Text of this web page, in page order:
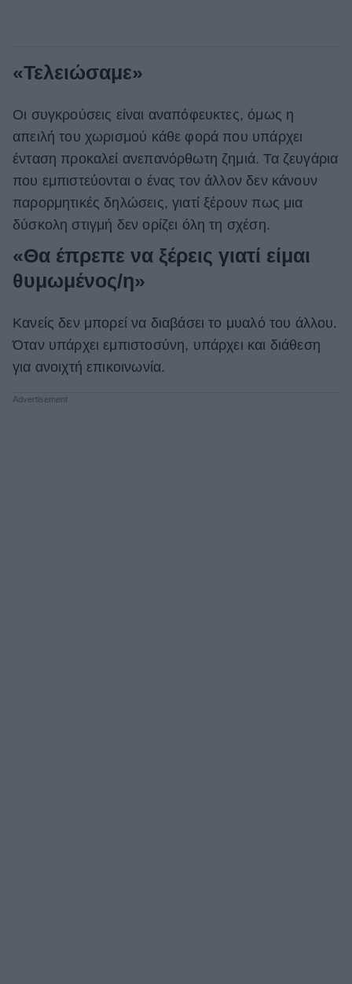
«Τελειώσαμε»
Οι συγκρούσεις είναι αναπόφευκτες, όμως η
απειλή του χωρισμού κάθε φορά που υπάρχει
ένταση προκαλεί ανεπανόρθωτη ζημιά. Τα ζευγάρια
που εμπιστεύονται ο ένας τον άλλον δεν κάνουν
παρορμητικές δηλώσεις, γιατί ξέρουν πως μια
δύσκολη στιγμή δεν ορίζει όλη τη σχέση.
«Θα έπρεπε να ξέρεις γιατί είμαι
θυμωμένος/η»
Κανείς δεν μπορεί να διαβάσει το μυαλό του άλλου.
Όταν υπάρχει εμπιστοσύνη, υπάρχει και διάθεση
για ανοιχτή επικοινωνία.